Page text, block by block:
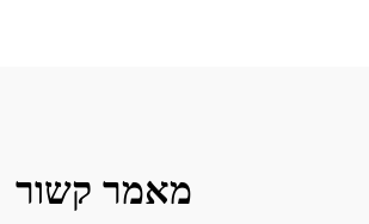
מאמר קשור